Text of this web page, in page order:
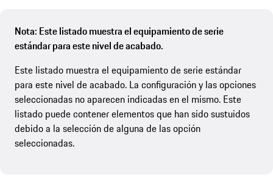
Nota: Este listado muestra el equipamiento de serie
estándar para este nivel de acabado.
Este listado muestra el equipamiento de serie estándar
para este nivel de acabado. La configuración y las opciones
seleccionadas no aparecen indicadas en el mismo. Este
listado puede contener elementos que han sido sustuidos
debido a la selección de alguna de las opción
seleccionadas.